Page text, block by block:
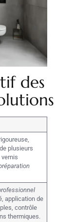
des
plusieurs
application de
contrôle
thermiques.